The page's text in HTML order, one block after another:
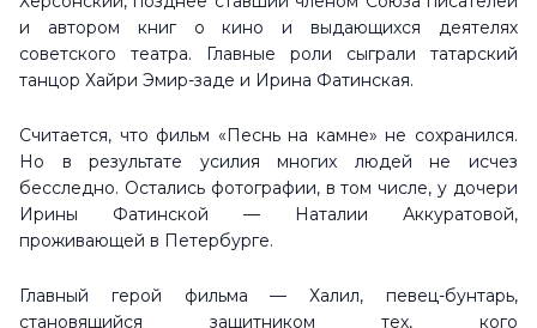
и автором книг о кино и выдающихся деятелях
советского театра. Главные роли сыграли татарский
танцор Хайри Эмир-заде и Ирина Фатинская.
Считается, что фильм «Песнь на камне» не сохранился.
Но в результате усилия многих людей не исчез
бесследно. Остались фотографии, в том числе, у дочери
Ирины Фатинской — Наталии Аккуратовой,
проживающей в Петербурге.
Главный герой фильма — Халил, певец-бунтарь,
становящийся защитником тех, кого